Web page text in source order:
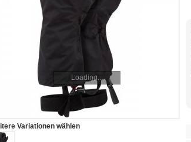
Loading...
Variationen wählen